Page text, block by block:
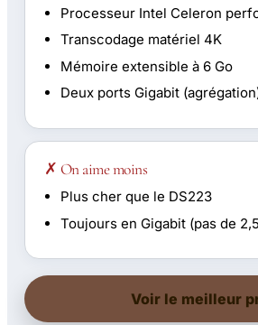
Processeur Intel Celeron
Transcodage matériel 4K
Mémoire extensible à 6 Go
Deux ports Gigabit
✗ On aime moins
Plus cher que le DS223
Toujours en Gigabit (pas de
Voir le meilleur